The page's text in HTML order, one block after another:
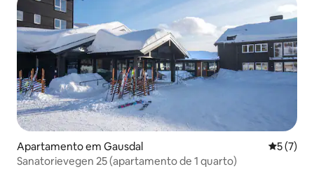
Apartamento em Gausdal
5 (7)
Sanatorievegen 25 (apartamento de 1 quarto)